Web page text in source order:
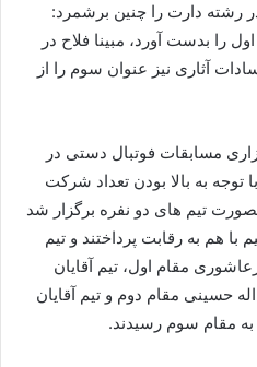
رشته دارت را چنین برشمرد:
را بدست آورد، مبینا فلاح در
آثاری نیز عنوان سوم را از
مسابقات فوتبال دستی در
به بالا بودن تعداد شرکت
تیم های دو نفره برگزار شد
در نهایت در بخش آقایان ۱۲ تیم با هم به رقابت پرداختند و تیم
مقام اول، تیم آقایان
حسینی مقام دوم و تیم آقایان
مقام سوم رسیدند.